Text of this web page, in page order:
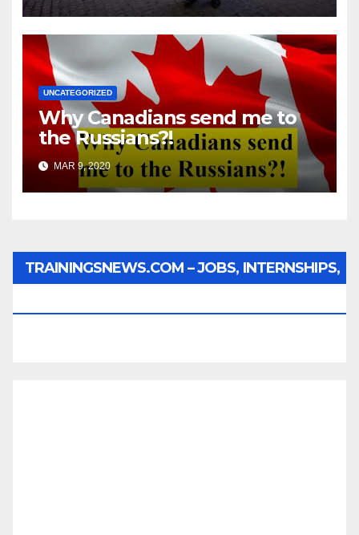
UNCATEGORIZED
Why Canadians send me to
the Russians?!
MAR 9, 2020
TRAININGSNEWS.COM – JOBS, INTERNSHIPS,